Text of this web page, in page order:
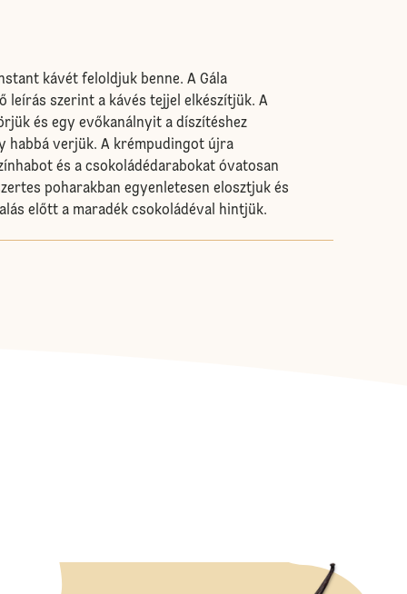
kávét feloldjuk benne. A Gála
leírás szerint a kávés tejjel elkészítjük. A
és egy evőkanálnyit a díszítéshez
habbá verjük. A krémpudingot újra
és a csokoládédarabokat óvatosan
poharakban egyenletesen elosztjuk és
előtt a maradék csokoládéval hintjük.